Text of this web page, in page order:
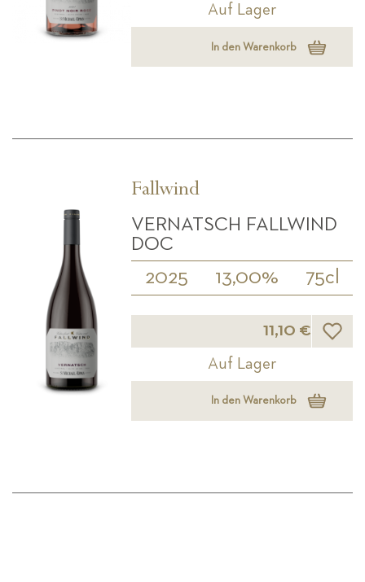
Auf Lager
In den Warenkorb
Fallwind
VERNATSCH FALLWIND
DOC
2025 13,00% 75cl
11,10 €
Auf Lager
In den Warenkorb